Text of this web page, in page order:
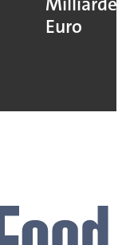
Euro